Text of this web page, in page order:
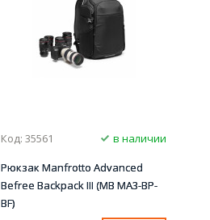
Код: 35561
в наличии
Рюкзак Manfrotto Advanced
Befree Backpack III (MB MA3-BP-
BF)